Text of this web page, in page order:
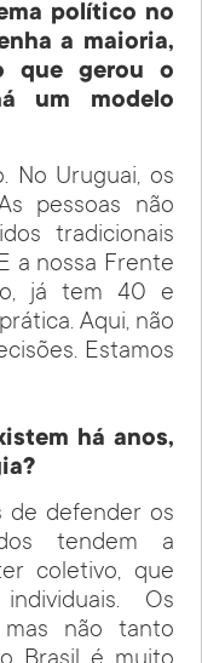
político no
a maioria,
que gerou o
um modelo
No Uruguai, os
pessoas não
tradicionais
a nossa Frente
já tem 40 e
Aqui, não
Estamos
há anos,
defender os
tendem a
coletivo, que
Os
mas não tanto